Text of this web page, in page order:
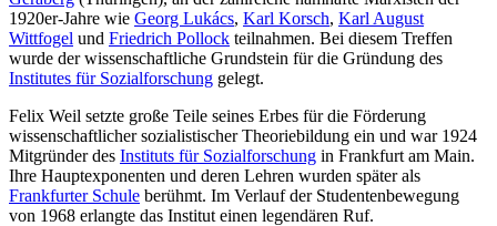
1920er-Jahre wie Georg Lukács, Karl Korsch, Karl August
Wittfogel und Friedrich Pollock teilnahmen. Bei diesem Treffen
wurde der wissenschaftliche Grundstein für die Gründung des
Institutes für Sozialforschung gelegt.
Felix Weil setzte große Teile seines Erbes für die Förderung
wissenschaftlicher sozialistischer Theoriebildung ein und war 1924
Mitgründer des Instituts für Sozialforschung in Frankfurt am Main.
Ihre Hauptexponenten und deren Lehren wurden später als
Frankfurter Schule berühmt. Im Verlauf der Studentenbewegung
von 1968 erlangte das Institut einen legendären Ruf.